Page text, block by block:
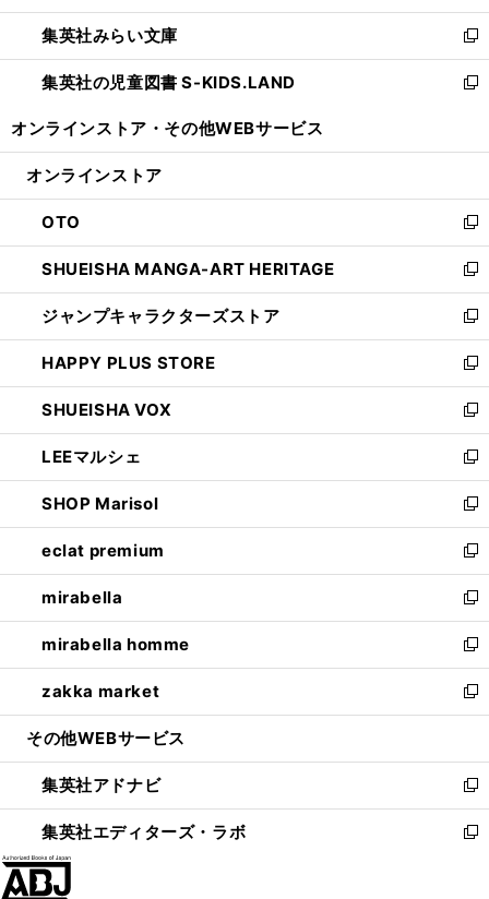
開
く
ウ
で
開
く
ン
ド
ウ
で
ウ
ィ
ン
ド
開
集英社みらい文庫
新
し
い
ン
ウ
で
開
く
集英社の児童図書 S-KIDS.LAND
新
ウ
ン
ド
ウ
で
開
く
オンラインストア・ その他WEBサービス
オンラインストア
OTO
新
し
い
ウ
ィ
ン
ド
ウ
で
開
く
SHUEISHA MANGA-ART HERITAGE
新
し
い
ウ
ィ
ン
ド
ウ
で
開
く
ジャンプキャラクターズストア
新
し
い
ウ
ィ
ン
ド
ウ
で
開
く
HAPPY PLUS STORE
新
し
い
ウ
ィ
ン
ド
ウ
で
開
く
SHUEISHA VOX
新
し
い
ウ
ィ
ン
ド
ウ
で
開
く
LEEマルシェ
新
し
い
ウ
ィ
ン
ド
ウ
で
開
く
SHOP Marisol
新
し
い
ウ
ィ
ン
ド
ウ
で
開
eclat premium
新
し
い
ウ
ィ
ン
ド
ウ
開
く
mirabella
新
し
い
ウ
ィ
ン
ウ
で
開
く
mirabella homme
新
し
い
ウ
ン
ド
ウ
で
zakka market
新
し
ウ
ィ
ン
ド
その他WEBサービス
集英社アドナビ
新
し
い
集英社エディターズ・ラボ
新